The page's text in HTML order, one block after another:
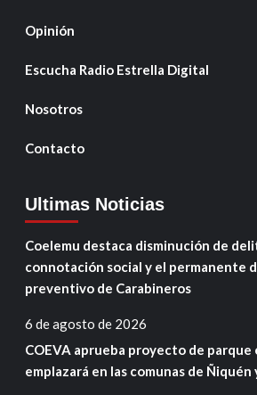
Opinión
Escucha Radio Estrella Digital
Nosotros
Contacto
Ultimas Noticias
Coelemu destaca disminución de
connotación social y el permanente
preventivo de Carabineros
6 de agosto de 2026
COEVA aprueba proyecto de parque
emplazará en las comunas de Ñiquén